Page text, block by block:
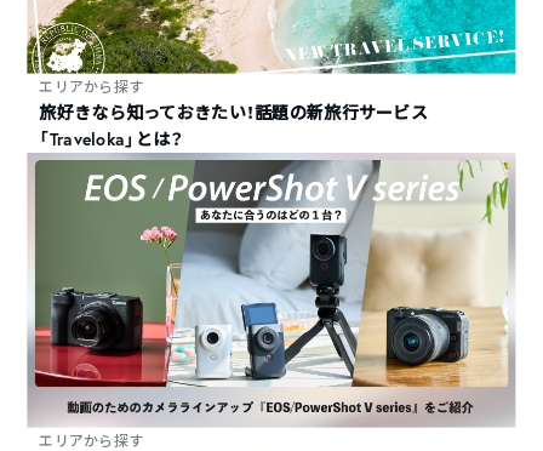
エリアから探す
旅好きなら知っておきたい！話題の新旅行サービス
「Traveloka」とは？
エリアから探す